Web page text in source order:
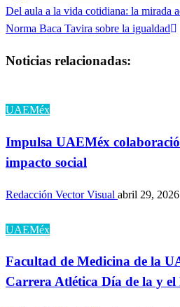
de
anterior
Entrada
siguiente
Del aula a la vida cotidiana: la mirada
Norma Baca Tavira sobre la igualdad
Noticias relacionadas:
UAEMéx
Impulsa UAEMéx
impacto social
Redacción Vector Visual abril 29, 2026
UAEMéx
Facultad de Medicina de la
Carrera Atlética Día de la y el